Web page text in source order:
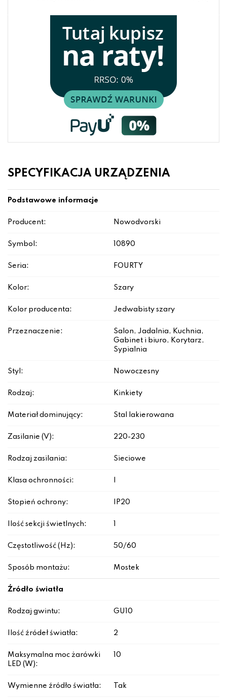
SPECYFIKACJA URZĄDZENIA
Podstawowe informacje
Producent: Nowodvorski
Symbol: 10890
Seria: FOURTY
Kolor: Szary
Kolor producenta: Jedwabisty szary
Przeznaczenie:
Salon, Jadalnia, Kuchnia,
Gabinet i biuro, Korytarz,
Sypialnia
Styl: Nowoczesny
Rodzaj: Kinkiety
Materiał dominujący: Stal lakierowana
Zasilanie (V): 220-230
Rodzaj zasilania: Sieciowe
Klasa ochronności:
Stopień ochrony: IP20
Ilość sekcji świetlnych:
Częstotliwość (Hz): 50/60
Sposób montażu: Mostek
Źródło światła
Rodzaj gwintu: GU10
Ilość źródeł światła: 2
Maksymalna moc żarówki
LED (W):
10
Wymienne źródło światła: Tak